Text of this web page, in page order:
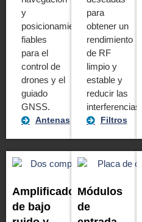
y
posicionamiento
fiables
para el
control de
drones y el
guiado
GNSS.
Antenas
para
obtener un
rendimiento
de RF
limpio y
estable y
reducir las
interferencias
Filtros
Amplificadores
de bajo
Módulos
de